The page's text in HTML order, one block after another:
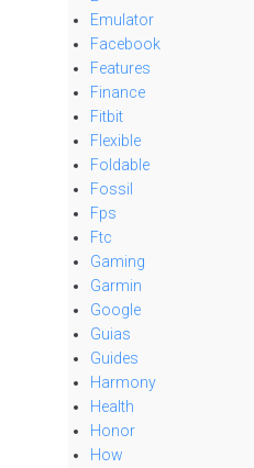
Emulator
Facebook
Features
Finance
Fitbit
Flexible
Foldable
Fossil
Fps
Ftc
Gaming
Garmin
Google
Guias
Guides
Harmony
Health
Honor
How